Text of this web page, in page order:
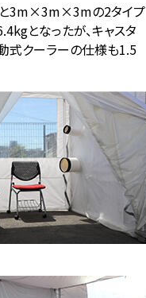
と3m×3m×3mの2タイプ
となったが、キャスタ
式クーラーの仕様も1.5